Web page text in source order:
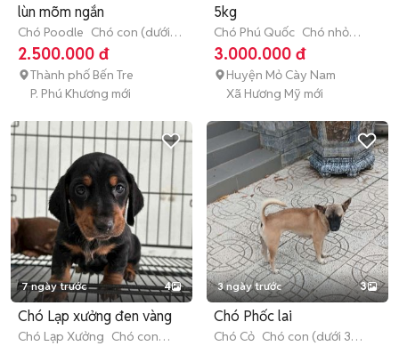
lùn mõm ngắn
Chó Poodle Chó con (dưới 3
tháng tuổi)
2.500.000 đ
Thành phố Bến Tre
P. Phú Khương mới
5kg
Chó Phú Quốc Chó nhỏ
(dưới 1 năm tuổi)
3.000.000 đ
Huyện Mỏ Cày Nam
Xã Hương Mỹ mới
7 ngày trước 4
Chó Lạp xưởng đen vàng
Chó Lạp Xưởng Chó con
3 ngày trước 3
Chó Phốc lai
Chó Cỏ Chó con (dưới 3